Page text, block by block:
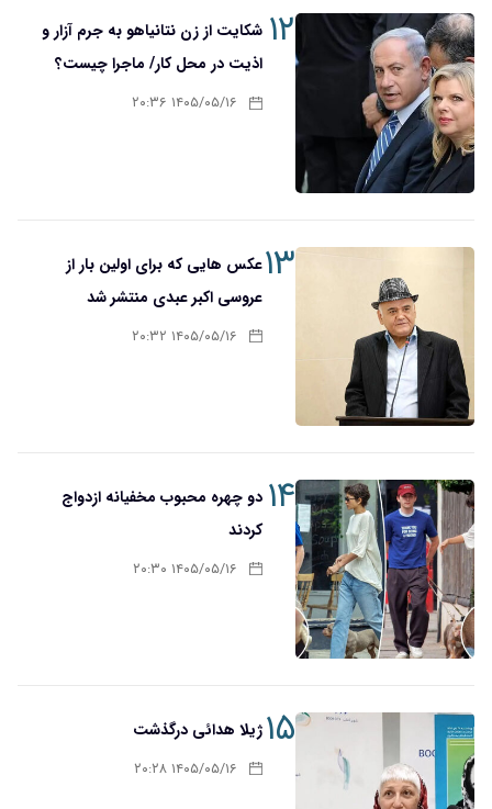
۱۲ شکایت از زن نتانیاهو به جرم آزار و
اذیت در محل کار/ ماجرا چیست؟
۱۴۰۵/۰۵/۱۶ ۲۰:۳۶
۱۳عکس هایی که برای اولین بار از
عروسی اکبر عبدی منتشر شد
۱۴۰۵/۰۵/۱۶ ۲۰:۳۲
۱۴ دو چهره محبوب مخفیانه ازدواج
کردند
۱۴۰۵/۰۵/۱۶ ۲۰:۳۰
۱۵ژیلا هدائی درگذشت
۱۴۰۵/۰۵/۱۶ ۲۰:۲۸